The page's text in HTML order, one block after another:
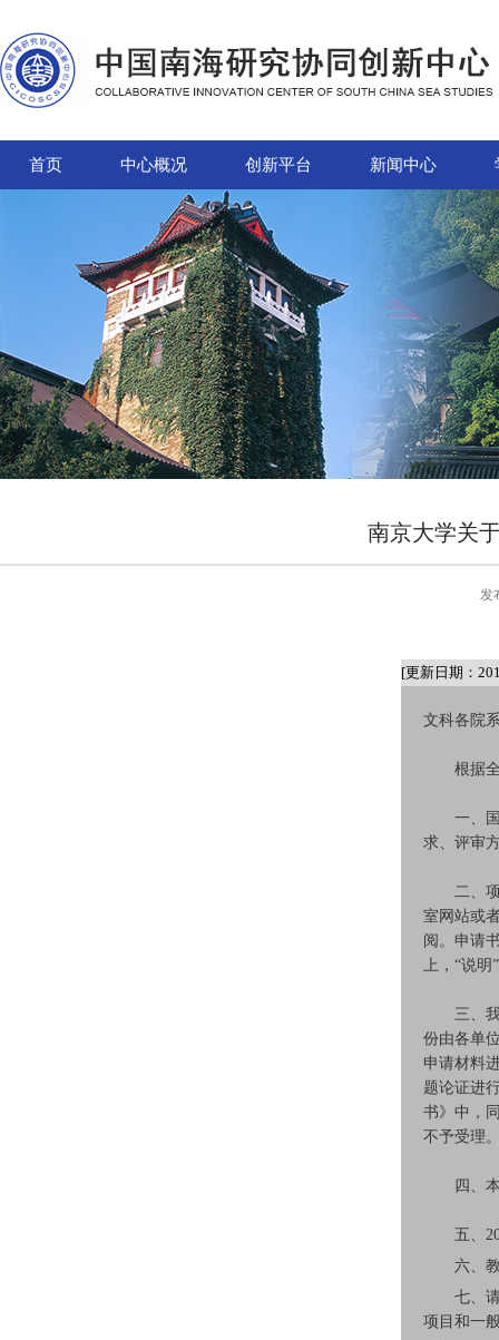
首页 中心概况 创新平台 新闻中心
南京大学关
发
[更新日期：
文科各院
根据全
一、国
求、评审
二、项
室网站或
阅。申请
上，“说明
三、我处
份由各单
申请材料
题论证进
书》中，
不予受理
四、本
五、
六、教
七、请
项目和一